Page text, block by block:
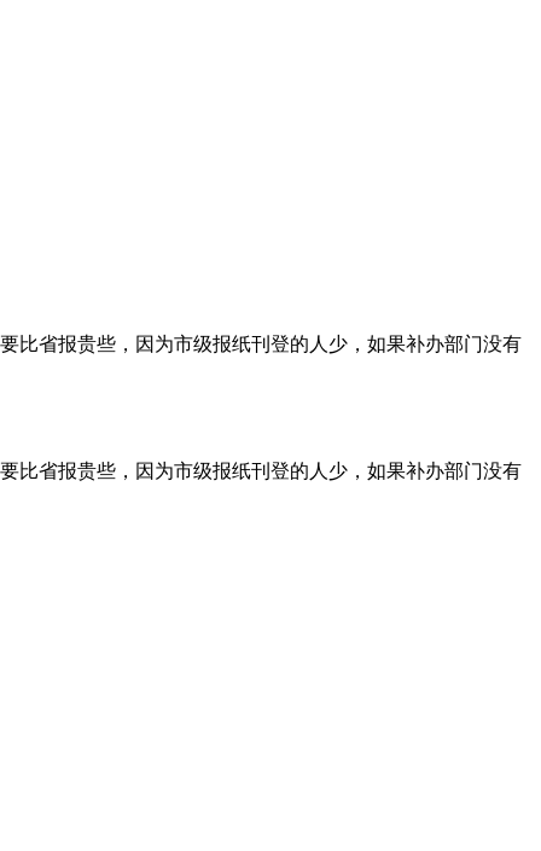
比省报贵些，因为市级报纸刊登的人少，如果补办部门没有
比省报贵些，因为市级报纸刊登的人少，如果补办部门没有